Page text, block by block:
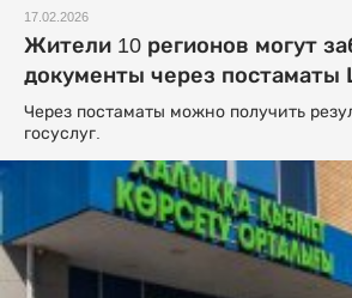
17.02.2026
Жители 10 регионов могут
документы через постаматы
Через постаматы можно получить
госуслуг.